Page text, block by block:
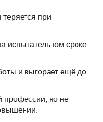
при
испытательном сроке
и выгорает ещё до
профессии, но не